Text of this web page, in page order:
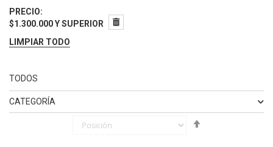
PRECIO
$1.300.000 Y SUPERIOR
LIMPIAR TODO
TODOS
CATEGORÍA
ELEMENTO